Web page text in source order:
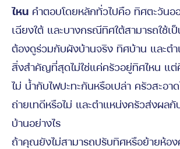
ไหน คำตอบโดยหลักทั่วไปคือ ทิศตะวัน
เฉียงใต้ และบางกรณีทิศใต้สามารถใช้เ
ต้องดูร่วมกับผังบ้านจริง ทิศบ้าน และตำ
สิ่งสำคัญที่สุดไม่ใช่แค่ครัวอยู่ทิศไหน แต่
ไม่ น้ำกับไฟปะทะกันหรือเปล่า ครัวสะอา
ถ่ายเทดีหรือไม่ และตำแหน่งครัวส่งผล
บ้านอย่างไร
ถ้าคุณยังไม่สามารถปรับทิศหรือย้ายห้อง